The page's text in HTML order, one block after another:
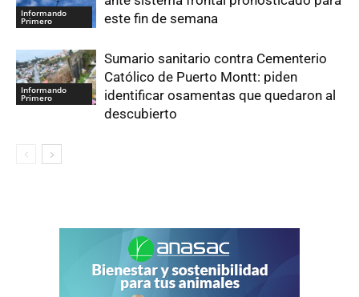
Informando
Primero
este fin de semana
Informando
Primero
Sumario sanitario contra Cementerio
Católico de Puerto Montt: piden
identificar osamentas que quedaron al
descubierto